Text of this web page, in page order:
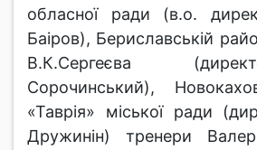
обласної ради (в.о.
Баіров), Бериславській
В.К.Сергеєва
Сорочинський),
«Таврія» міської ради
Дружинін) тренери